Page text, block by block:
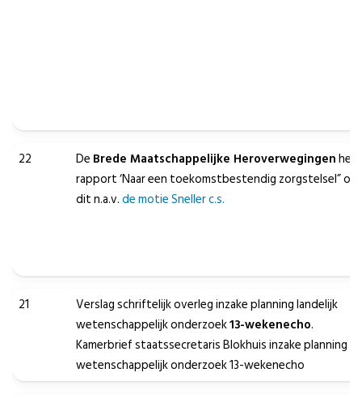
22 De Brede Maatschappelijke Heroverwegingen
rapport ‘Naar een toekomstbestendig zorgstelsel”
dit n.a.v.de motie Sneller c.s.
21
Verslag schriftelijk overleg inzake planning landelijk
wetenschappelijk onderzoek13-wekenecho.
Kamerbrief staatssecretaris Blokhuis inzake planning
wetenschappelijk onderzoek 13-wekenecho